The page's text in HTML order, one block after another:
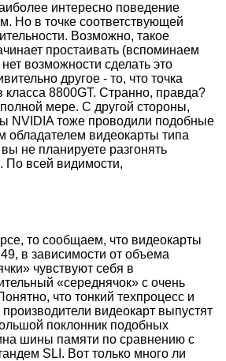
интересно поведение
Но в точке соответствующей
Возможно, такое
простаивать (вспоминаем
возможности сделать это
другое - то, что точка
8800GT. Странно, правда?
мере. С другой стороны,
NVIDIA тоже проводили подобные
обладателем видеокарты типа
не планируете разгонять
По всей видимости,
то сообщаем, что видеокарты
в зависимости от объема
чувствуют себя в
«середнячок» с очень
что тонкий техпроцесс и
видеокарт выпустят
поклонник подобных
шины памяти по сравнению с
SLI. Вот только много ли